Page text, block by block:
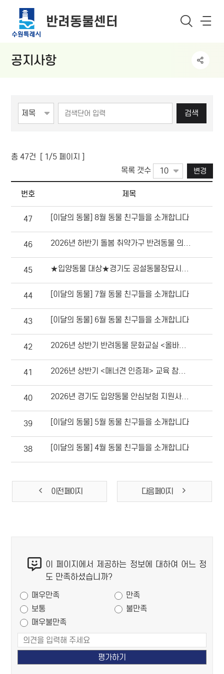
반려동물센터
공지사항
검색
총47 건 [ 1/5 페이지 ]
목록 갯수
변경
번호 제목
47 [이달의 동물] 8월 동물 친구들을 소개합니다
46 2026년 하반기 돌봄 취약가구 반려동물 의료서비스 등 지원사업 안내
45 ★입양동물 대상★경기도 공설동물장묘시설(반려마루 추모관) 사용료 감면 안내
44 [이달의 동물] 7월 동물 친구들을 소개합니다
43 [이달의 동물] 6월 동물 친구들을 소개합니다
42 2026년 상반기 반려동물 문화교실 <올바른 산책의 발견(犬)> 교육 참여자 모집
41 2026년 상반기 <매너견 인증제> 교육 참여자(반려견 및 보호자) 모집
40 2026년 경기도 입양동물 안심보험 지원사업 안내
39 [이달의 동물] 5월 동물 친구들을 소개합니다
38 [이달의 동물] 4월 동물 친구들을 소개합니다
이전 페이지 다음 페이지
텐
만
족
도
조
사
이 페이지에서 제공하는 정보에 대하여 어느 정
도 만족하셨습니까?
매우만족
만족
보통
불만족
매우불만족